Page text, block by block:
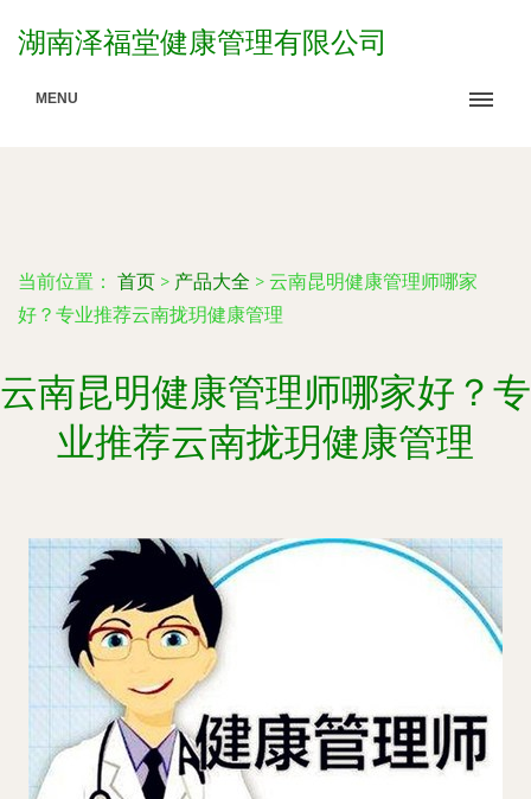
湖南泽福堂健康管理有限公司
MENU
当前位置： 首页 > 产品大全 > 云南昆明健康管理师哪家
好？专业推荐云南拢玥健康管理
云南昆明健康管理师哪家好？专
业推荐云南拢玥健康管理